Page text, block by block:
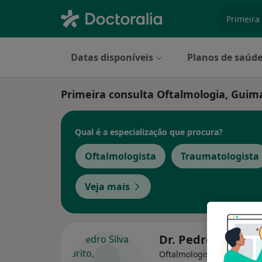
Datas disponíveis Planos de saúde
Primeira consulta Oftalmologia,
Qual é a especialização que procura?
Oftalmologista Traumatologista
Veja mais
Dr. Pedro Silva
Oftalmologista